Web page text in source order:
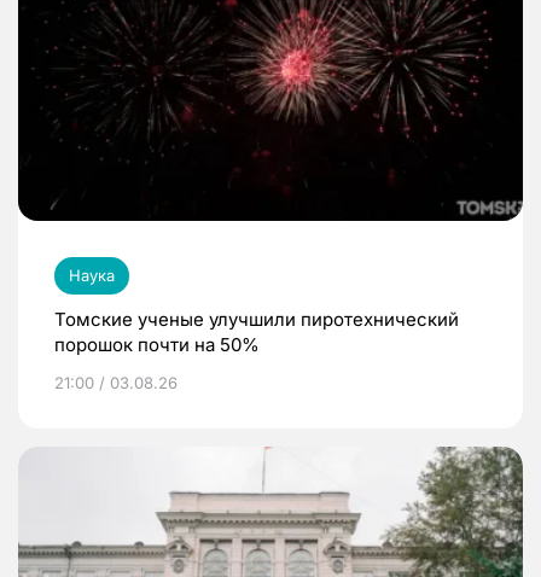
Наука
Томские ученые улучшили пиротехнический
порошок почти на 50%
21:00 / 03.08.26